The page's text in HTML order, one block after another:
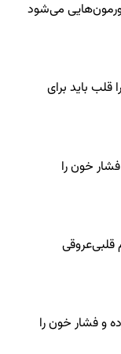
می‌شود
باید برای
خون را
و فشار خون را